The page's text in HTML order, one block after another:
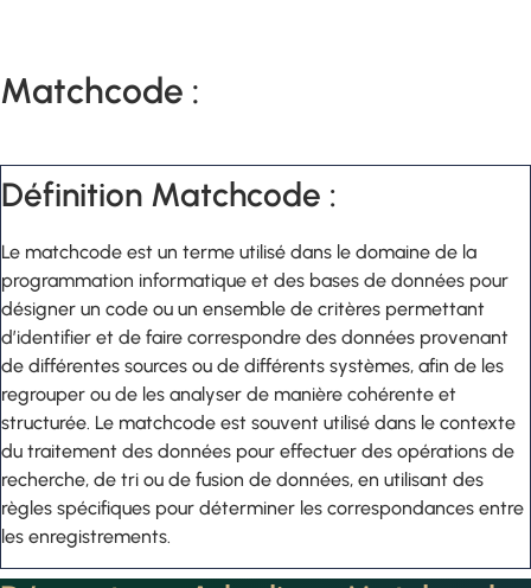
Matchcode :
Définition Matchcode :
Le matchcode est un terme utilisé dans le domaine de la
programmation informatique et des bases de données pour
désigner un code ou un ensemble de critères permettant
d’identifier et de faire correspondre des données provenant
de différentes sources ou de différents systèmes, afin de les
regrouper ou de les analyser de manière cohérente et
structurée. Le matchcode est souvent utilisé dans le contexte
du traitement des données pour effectuer des opérations de
recherche, de tri ou de fusion de données, en utilisant des
règles spécifiques pour déterminer les correspondances entre
les enregistrements.